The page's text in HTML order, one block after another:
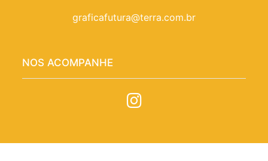
graficafutura@terra.com.br
NOS ACOMPANHE